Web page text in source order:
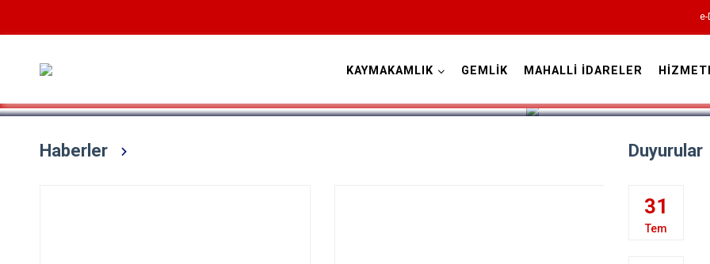
e-
Büyükorhan
KAYMAKAMLIK GEMLİK MAHALLİ İDARELER
Haberler Duyurular
31
Tem